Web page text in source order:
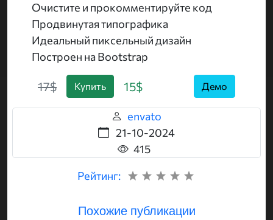
Очистите и прокомментируйте код
Продвинутая типографика
Идеальный пиксельный дизайн
Построен на Bootstrap
17$ Купить 15$ Демо
envato
21-10-2024
415
Рейтинг:
Похожие публикации